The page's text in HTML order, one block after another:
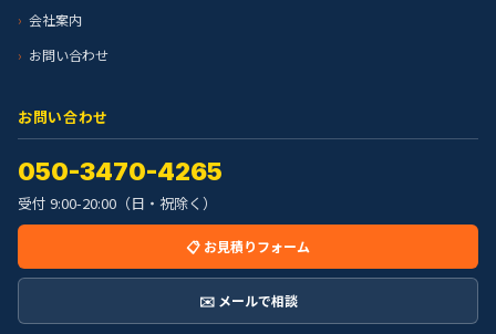
会社案内
お問い合わせ
お問い合わせ
050-3470-4265
受付 9:00-20:00（日・祝除く）
📋 お見積りフォーム
✉️ メールで相談